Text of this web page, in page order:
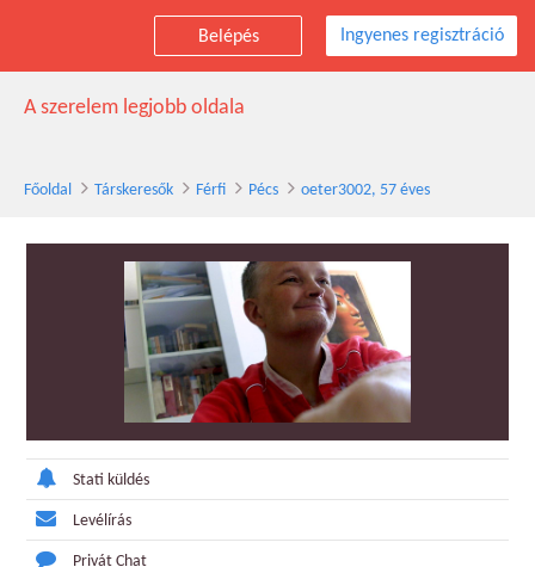
Belépés Ingyenes regisztráció
oeter3002 társkereső férfi, 57 éves, Pécs
A szerelem legjobb oldala
Főoldal Társkeresők Férfi Pécs oeter3002, 57 éves
Stati küldés
Levélírás
Privát Chat